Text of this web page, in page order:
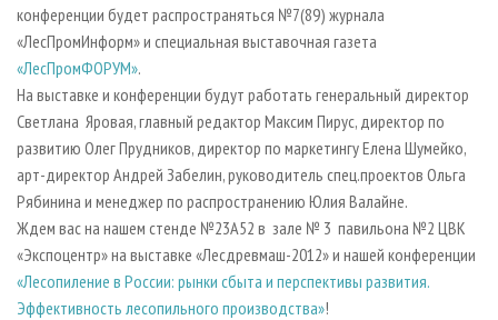
конференции будет распространяться №7(89) журнала
«ЛесПромИнформ» и специальная выставочная газета
«ЛесПромФОРУМ».
На выставке и конференции будут работать генеральный директор
Светлана Яровая, главный редактор Максим Пирус, директор по
развитию Олег Прудников, директор по маркетингу Елена Шумейко,
арт-директор Андрей Забелин, руководитель спец.проектов Ольга
Рябинина и менеджер по распространению Юлия Валайне.
Ждем вас на нашем стенде №23А52 в зале № 3 павильона №2 ЦВК
«Экспоцентр» на выставке «Лесдревмаш-2012» и нашей конференции
«Лесопиление в России: рынки сбыта и перспективы развития.
Эффективность лесопильного производства»!